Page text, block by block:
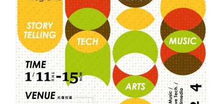
類
跨
域
學
程
聯
合
成
果
展